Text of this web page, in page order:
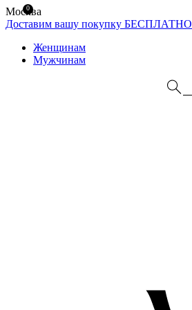
Москва
Доставим вашу покупку БЕСПЛАТНО
Женщинам
Мужчинам
0